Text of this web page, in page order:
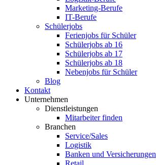
Marketing-Berufe
IT-Berufe
Schülerjobs
Ferienjobs für Schüler
Schülerjobs ab 16
Schülerjobs ab 17
Schülerjobs ab 18
Nebenjobs für Schüler
Blog
Kontakt
Unternehmen
Dienstleistungen
Mitarbeiter finden
Branchen
Service/Sales
Logistik
Banken und Versicherungen
Retail